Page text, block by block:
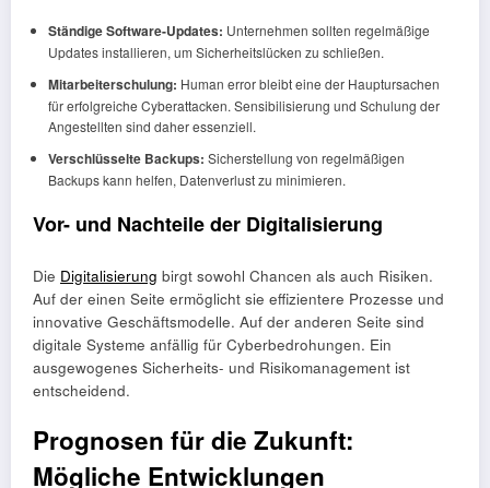
Ständige Software-Updates: Unternehmen sollten regelmäßige
Updates installieren, um Sicherheitslücken zu schließen.
Mitarbeiterschulung: Human error bleibt eine der Hauptursachen
für erfolgreiche Cyberattacken. Sensibilisierung und Schulung der
Angestellten sind daher essenziell.
Verschlüsselte Backups: Sicherstellung von regelmäßigen
Backups kann helfen, Datenverlust zu minimieren.
Vor- und Nachteile der Digitalisierung
Die Digitalisierung birgt sowohl Chancen als auch Risiken.
Auf der einen Seite ermöglicht sie effizientere Prozesse und
innovative Geschäftsmodelle. Auf der anderen Seite sind
digitale Systeme anfällig für Cyberbedrohungen. Ein
ausgewogenes Sicherheits- und Risikomanagement ist
entscheidend.
Prognosen für die Zukunft:
Mögliche Entwicklungen